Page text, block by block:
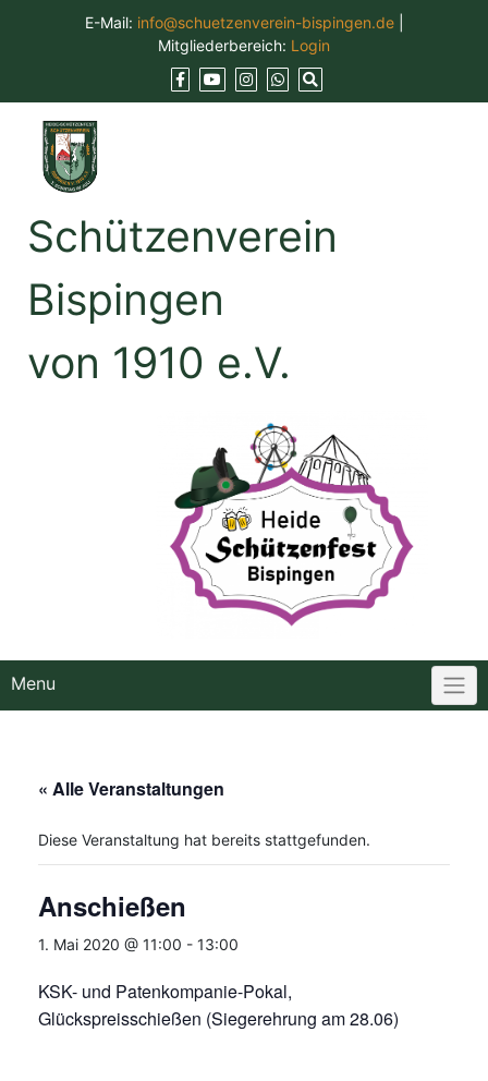
E-Mail: info@schuetzenverein-bispingen.de|
Mitgliederbereich: Login
Schützenverein
Bispingen
von 1910 e.V.
Menu
« Alle Veranstaltungen
Diese Veranstaltung hat bereits stattgefunden.
Anschießen
1. Mai 2020 @ 11:00 - 13:00
KSK- und Patenkompanie-Pokal,
Glückspreisschießen (Siegerehrung am 28.06)